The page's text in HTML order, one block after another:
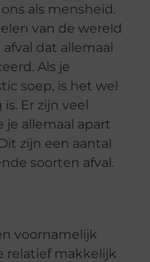
als mensheid.
van de wereld
dat allemaal
Als je
soep, is het wel
Er zijn veel
je allemaal apart
zijn een aantal
soorten afval.
voornamelijk
relatief makkelijk